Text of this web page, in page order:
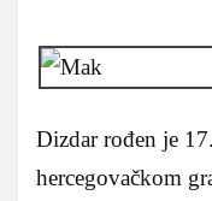
Dizdar rođen je
hercegovačkom